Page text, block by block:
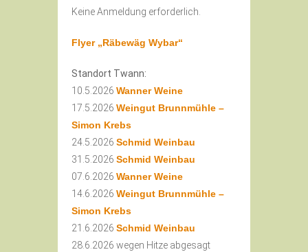
Keine Anmeldung erforderlich.
Flyer „Räbewäg Wybar“
Standort Twann:
10.5.2026 Wanner Weine
17.5.2026 Weingut Brunnmühle –
Simon Krebs
24.5.2026 Schmid Weinbau
31.5.2026 Schmid Weinbau
07.6.2026 Wanner Weine
14.6.2026 Weingut Brunnmühle –
Simon Krebs
21.6.2026 Schmid Weinbau
28.6.2026 wegen Hitze abgesagt